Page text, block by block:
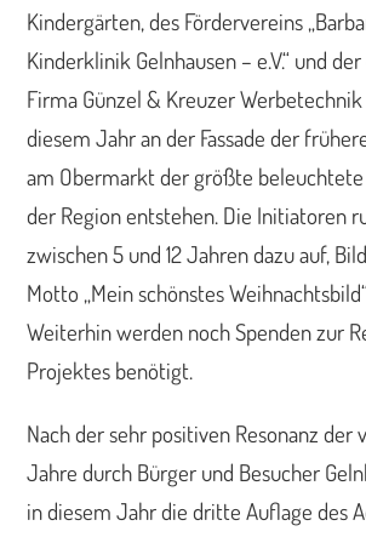
Kindergärten, des Fördervereins
Kinderklinik Gelnhausen – e.V.“ und
Firma Günzel & Kreuzer
diesem Jahr an der Fassade der
am Obermarkt der größte
der Region entstehen. Die Initiatoren
zwischen 5 und 12 Jahren dazu auf,
Motto „Mein schönstes
Weiterhin werden noch Spenden zur
Projektes benötigt.
Nach der sehr positiven Resonanz der
Jahre durch Bürger und Besucher
in diesem Jahr die dritte Auflage des